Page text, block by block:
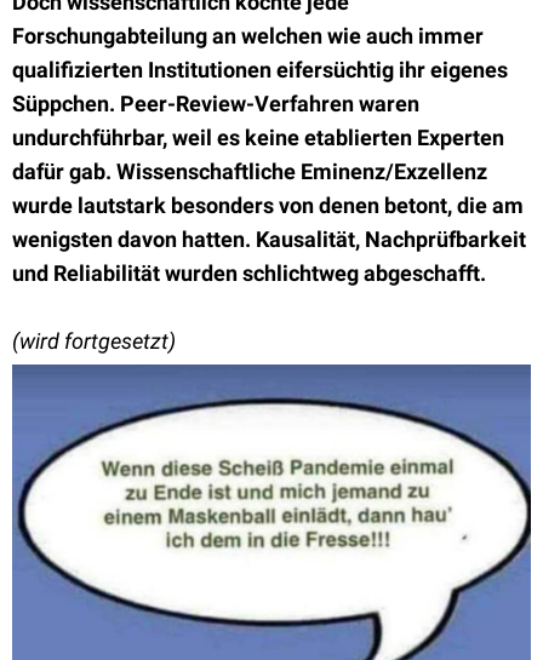
Forschungabteilung an welchen wie auch immer
qualifizierten Institutionen eifersüchtig ihr eigenes
Süppchen. Peer-Review-Verfahren waren
undurchführbar, weil es keine etablierten Experten
dafür gab. Wissenschaftliche Eminenz/Exzellenz
wurde lautstark besonders von denen betont, die am
wenigsten davon hatten. Kausalität, Nachprüfbarkeit
und Reliabilität wurden schlichtweg abgeschafft.
(wird fortgesetzt)